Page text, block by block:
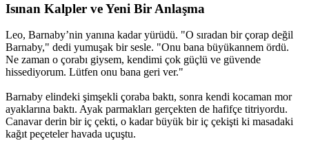
Isınan Kalpler ve Yeni Bir Anlaşma​
Leo, Barnaby’nin yanına kadar yürüdü. "O sıradan bir çorap değil
Barnaby," dedi yumuşak bir sesle. "Onu bana büyükannem ördü.
Ne zaman o çorabı giysem, kendimi çok güçlü ve güvende
hissediyorum. Lütfen onu bana geri ver."
Barnaby elindeki şimşekli çoraba baktı, sonra kendi kocaman mor
ayaklarına baktı. Ayak parmakları gerçekten de hafifçe titriyordu.
Canavar derin bir iç çekti, o kadar büyük bir iç çekişti ki masadaki
kağıt peçeteler havada uçuştu.